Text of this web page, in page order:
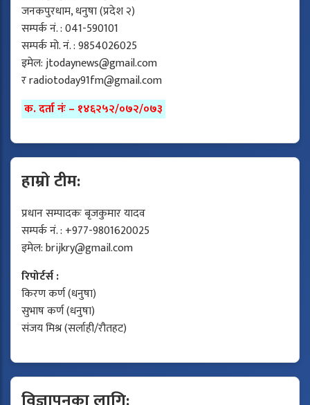
जनकपुरधाम, धनुषा (प्रदेश २)
सम्पर्क नं. : 041-590101
सम्पर्क मो. नं. : 9854026025
इमेल:jtodaynews@gmail.com
रradiotoday91fm@gmail.com
क. दर्ता नंः – १४६२५२/०७२/०७३
हाम्रो टीम:
प्रधान सम्पादकः बृजकुमार यादव
सम्पर्क नं. : +977-9801620025
इमेल:brijkry@gmail.com
रिपोर्टर्स :
किरण कर्ण (धनुषा)
सुभाष कर्ण (धनुषा)
संजय मिश्र (सर्लाही/रौतहट)